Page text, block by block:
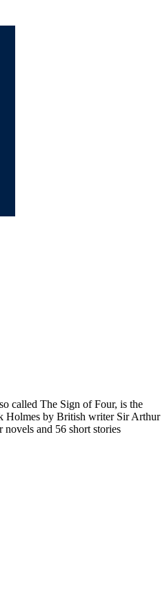
called The Sign of Four, is the
Holmes by British writer Sir Arthur
and 56 short stories